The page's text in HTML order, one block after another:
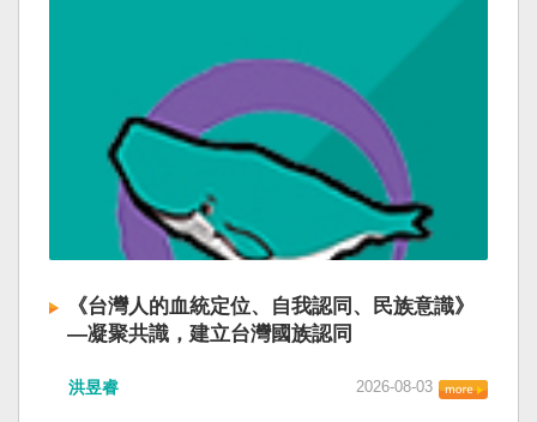
《台灣人的血統定位、自我認同、民族意識》
—凝聚共識，建立台灣國族認同
洪昱睿 2026-08-03